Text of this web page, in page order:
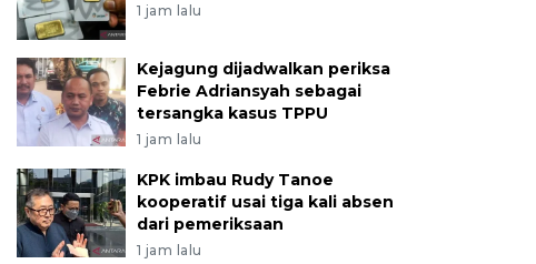
1 jam lalu
Kejagung dijadwalkan periksa
Febrie Adriansyah sebagai
tersangka kasus TPPU
1 jam lalu
KPK imbau Rudy Tanoe
kooperatif usai tiga kali absen
dari pemeriksaan
1 jam lalu